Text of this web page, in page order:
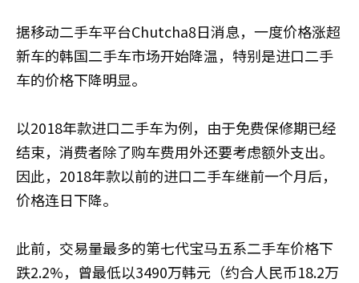
据移动二手车平台Chutcha8日消息，一度价格涨超
新车的韩国二手车市场开始降温，特别是进口二手
车的价格下降明显。
以2018年款进口二手车为例，由于免费保修期已经
结束，消费者除了购车费用外还要考虑额外支出。
因此，2018年款以前的进口二手车继前一个月后，
价格连日下降。
此前，交易量最多的第七代宝马五系二手车价格下
跌2.2%，曾最低以3490万韩元（约合人民币18.2万